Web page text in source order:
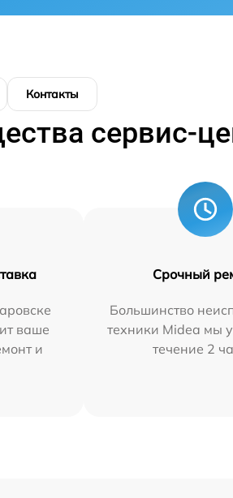
Контакты
сервис-
ваше
и
Срочный
Большинство
техники Midea мы
течение 2